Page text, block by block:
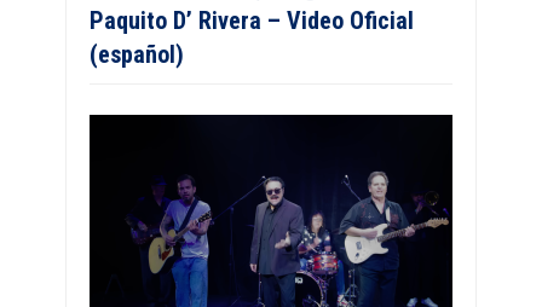
Paquito D’ Rivera – Video Oficial
(español)